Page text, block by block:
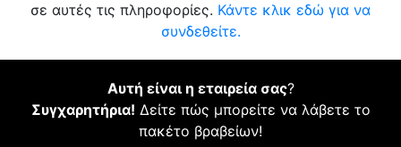
σε αυτές τις πληροφορίες. Κάντε κλικ εδώ για να
συνδεθείτε.
Αυτή είναι η εταιρεία σας?
Συγχαρητήρια! Δείτε πώς μπορείτε να λάβετε το
πακέτο βραβείων!